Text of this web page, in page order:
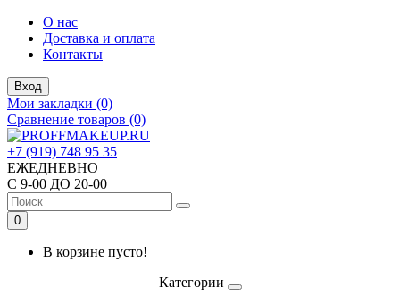
О нас
Доставка и оплата
Контакты
Вход
Мои закладки (0)
Сравнение товаров (0)
+7 (919) 748 95 35
ЕЖЕДНЕВНО
С 9-00 ДО 20-00
0
В корзине пусто!
Категории